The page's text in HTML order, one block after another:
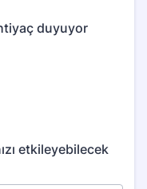
duyuyor
etkileyebilecek